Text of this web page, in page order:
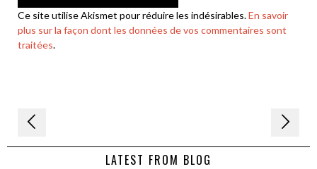
Ce site utilise Akismet pour réduire les indésirables.En savoir
plus sur la façon dont les données de vos commentaires sont
traitées.
Navigation
de LATEST FROM BLOG